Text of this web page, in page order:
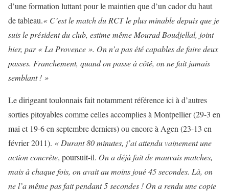
d’une formation luttant pour le maintien que d’un cador du haut
de tableau.« C’est le match du RCT le plus minable depuis que je
suis le président du club, estime même Mourad Boudjellal, joint
hier, par « La Provence ». On n’a pas été capables de faire deux
passes. Franchement, quand on passe à côté, on ne fait jamais
semblant ! »
Le dirigeant toulonnais fait notamment référence ici à d’autres
sorties pitoyables comme celles accomplies à Montpellier (29-3 en
mai et 19-6 en septembre derniers) ou encore à Agen (23-13 en
février 2011). « Durant 80 minutes, j’ai attendu vainement une
action concrète, poursuit-il. On a déjà fait de mauvais matches,
mais à chaque fois, on avait au moins joué 45 secondes. Là, on
ne l’a même pas fait pendant 5 secondes ! On a rendu une copie